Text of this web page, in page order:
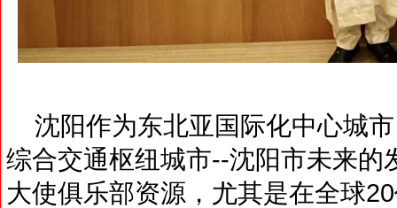
沈阳作为东北亚国际化中心城
综合交通枢纽城市--沈阳市未来的
大使俱乐部资源，尤其是在全球